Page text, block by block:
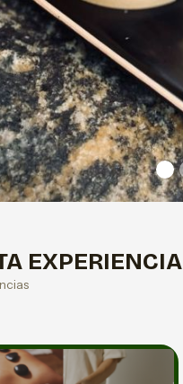
EXPERIENCIA